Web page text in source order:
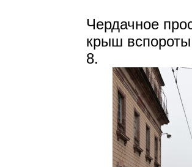
Чердачное
крыш
8.